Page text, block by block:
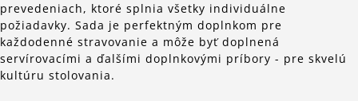
prevedeniach, ktoré splnia všetky individuálne
požiadavky. Sada je perfektným doplnkom pre
každodenné stravovanie a môže byť doplnená
servírovacími a ďalšími doplnkovými príbory - pre skvelú
kultúru stolovania.